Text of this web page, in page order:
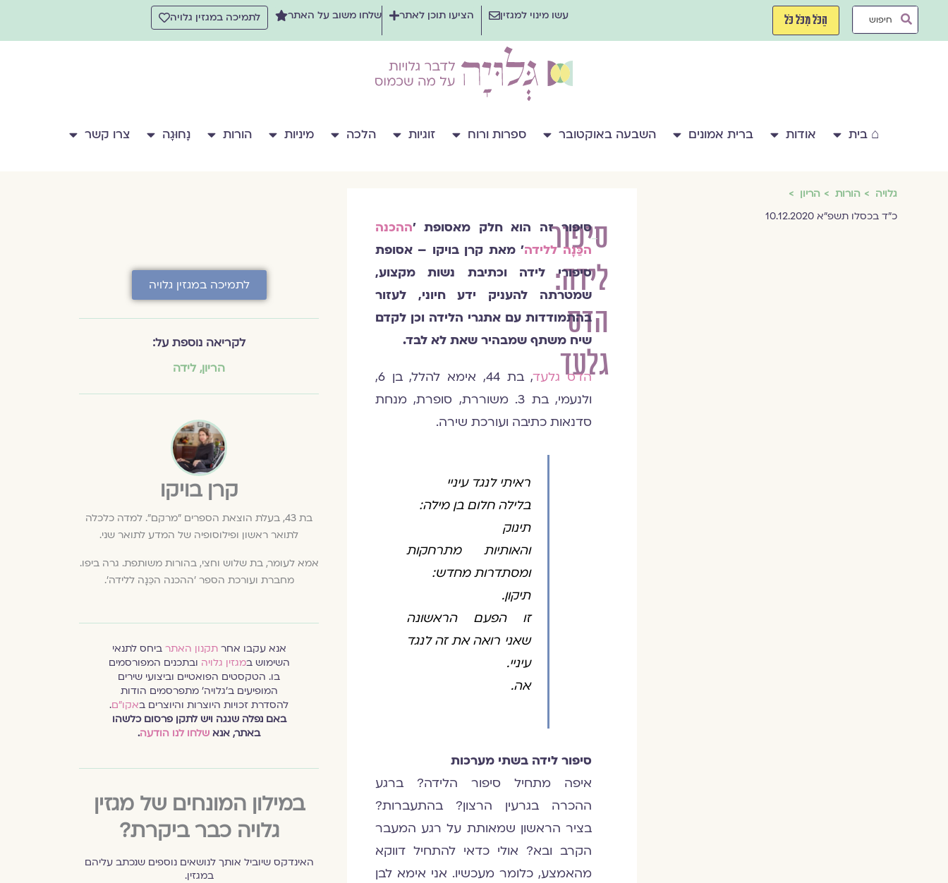
Search
הַכֹּל מִכֹּל כֹּל עשו מינוי למגזין הציעו תוכן לאתר שלחו משוב על האתר לתמיכה במגזין גלויה
⌂ בית אודות ברית אמונים השבעה באוקטובר ספרות ורוח זוגיות הלכה מיניות הורות נָחוּגָה צרו קשר
גלויה הורות
הריון
כ״ד בכסלו תשפ״א 10.12.2020
סיפור
לידה:
הדס
גלעד
קרן
בויקו
סיפור זה הוא חלק מאסופת 'ההכנה
הכֵּנָה ללידה' מאת קרן בויקו – אסופת
סיפורי לידה וכתיבת נשות מקצוע,
שמטרתה להעניק ידע חיוני, לעזור
בהתמודדות עם אתגרי הלידה וכן לקדם
שיח משתף שמבהיר שאת לא לבד.
הדס גלעד
, בת 44, אימא להלל, בן 6,
ולנעמי, בת 3. משוררת, סופרת, מנחת
סדנאות כתיבה ועורכת שירה.
ראיתי לנגד עיניי
בלילה חלום בן מילה:
תינוק
והאותיות מתרחקות
ומסתדרות מחדש:
תיקון.
זו הפעם הראשונה
שאני רואה את זה לנגד
עיניי.
אה.
סיפור לידה בשתי מערכות
איפה מתחיל סיפור הלידה? ברגע
ההכרה בגרעין הרצון? בהתעברות?
בציר הראשון שמאותת על רגע המעבר
הקרב ובא? אולי כדאי להתחיל דווקא
מהאמצע, כלומר מעכשיו. אני אימא לבן
לתמיכה במגזין גלויה
לקריאה נוספת על:
הריון,לידה
קרן בויקו
בת 43, בעלת הוצאת הספרים ״מרקם״. למדה כלכלה
לתואר ראשון ופילוסופיה של המדע לתואר שני.
אמא לעומר, בת שלוש וחצי, בהורות משותפת. גרה ביפו.
מחברת ועורכת הספר 'ההכנה הכֵּנָה ללידה'.
אנא עקבו אחרתקנון האתר ביחס לתנאי
השימוש במגזין גלויה ובתכנים המפורסמים
בו. הטקסטים הפואטיים וביצועי שירים
המופיעים ב׳גלויה׳ מתפרסמים הודות
להסדרת זכויות היוצרות והיוצרים באקו״ם.
באם נפלה שגגה ויש לתקן פרסום כלשהו
באתר, אנא שלחו לנו הודעה.
במילון המונחים של מגזין
גלויה כבר ביקרת?
האינדקס שיוביל אותך לנושאים נוספים שנכתב עליהם
במגזין.